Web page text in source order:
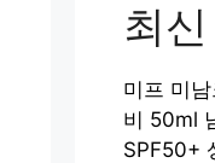
최
미프 미
비 50ml
SPF50+